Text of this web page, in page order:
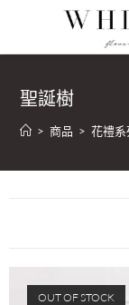
聖誕樹
> 商品 > 花禮系
OUT OF STOCK